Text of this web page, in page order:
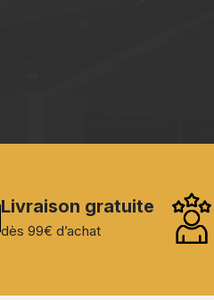
Livraison gratuite
dès 99€ d’achat